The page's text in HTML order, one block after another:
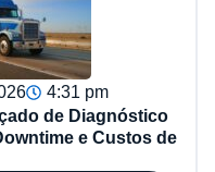
4:31 pm
de Diagnóstico
e Custos de